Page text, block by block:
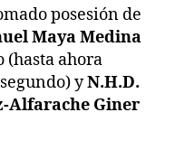
posesión de
Maya Medina
(hasta ahora
yN.H.D.
Alfarache Giner